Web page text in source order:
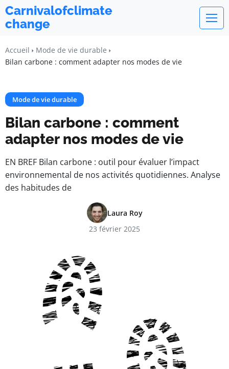
Carnivalofclimate
change
Accueil
Mode de vie durable
Bilan carbone : comment adapter nos modes de vie
Mode de vie durable
Bilan carbone : comment
adapter nos modes de vie
EN BREF Bilan carbone : outil pour évaluer l’impact
environnemental de nos activités quotidiennes. Analyse
des habitudes de
Laura Roy
23 février 2025